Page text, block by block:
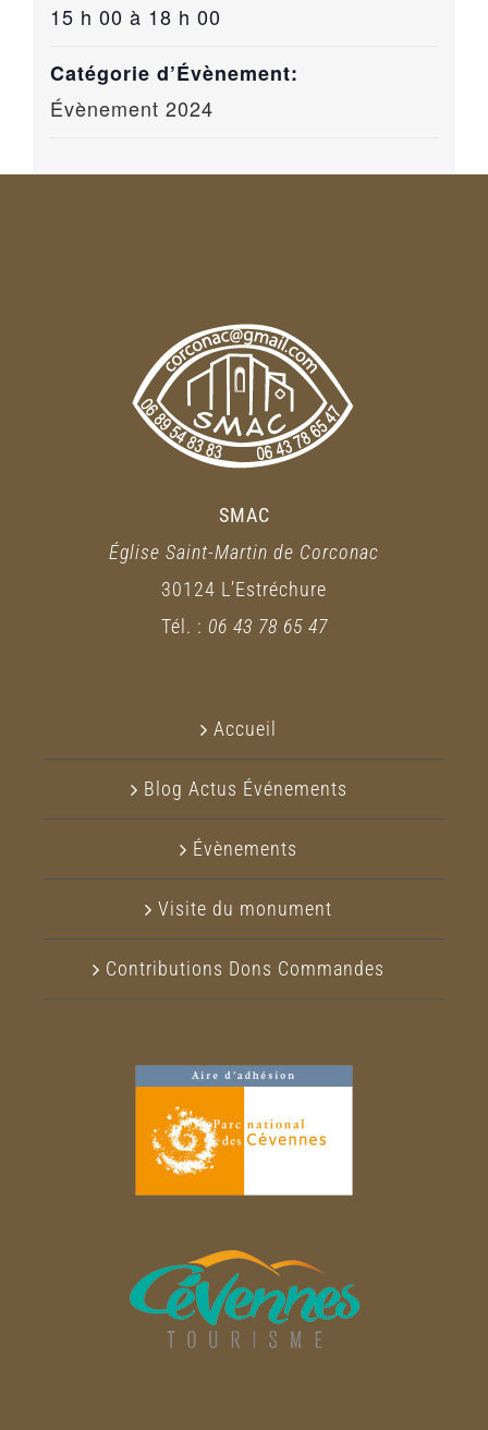
15 h 00 à 18 h 00
Catégorie d’Évènement:
Évènement 2024
SMAC
Église Saint-Martin de Corconac
30124 L’Estréchure
Tél. : 06 43 78 65 47
Accueil
Blog Actus Événements
Évènements
Visite du monument
Contributions Dons Commandes